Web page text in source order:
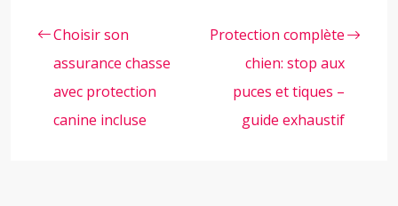
Choisir son
assurance chasse
avec protection
canine incluse
Protection complète
chien: stop aux
puces et tiques –
guide exhaustif